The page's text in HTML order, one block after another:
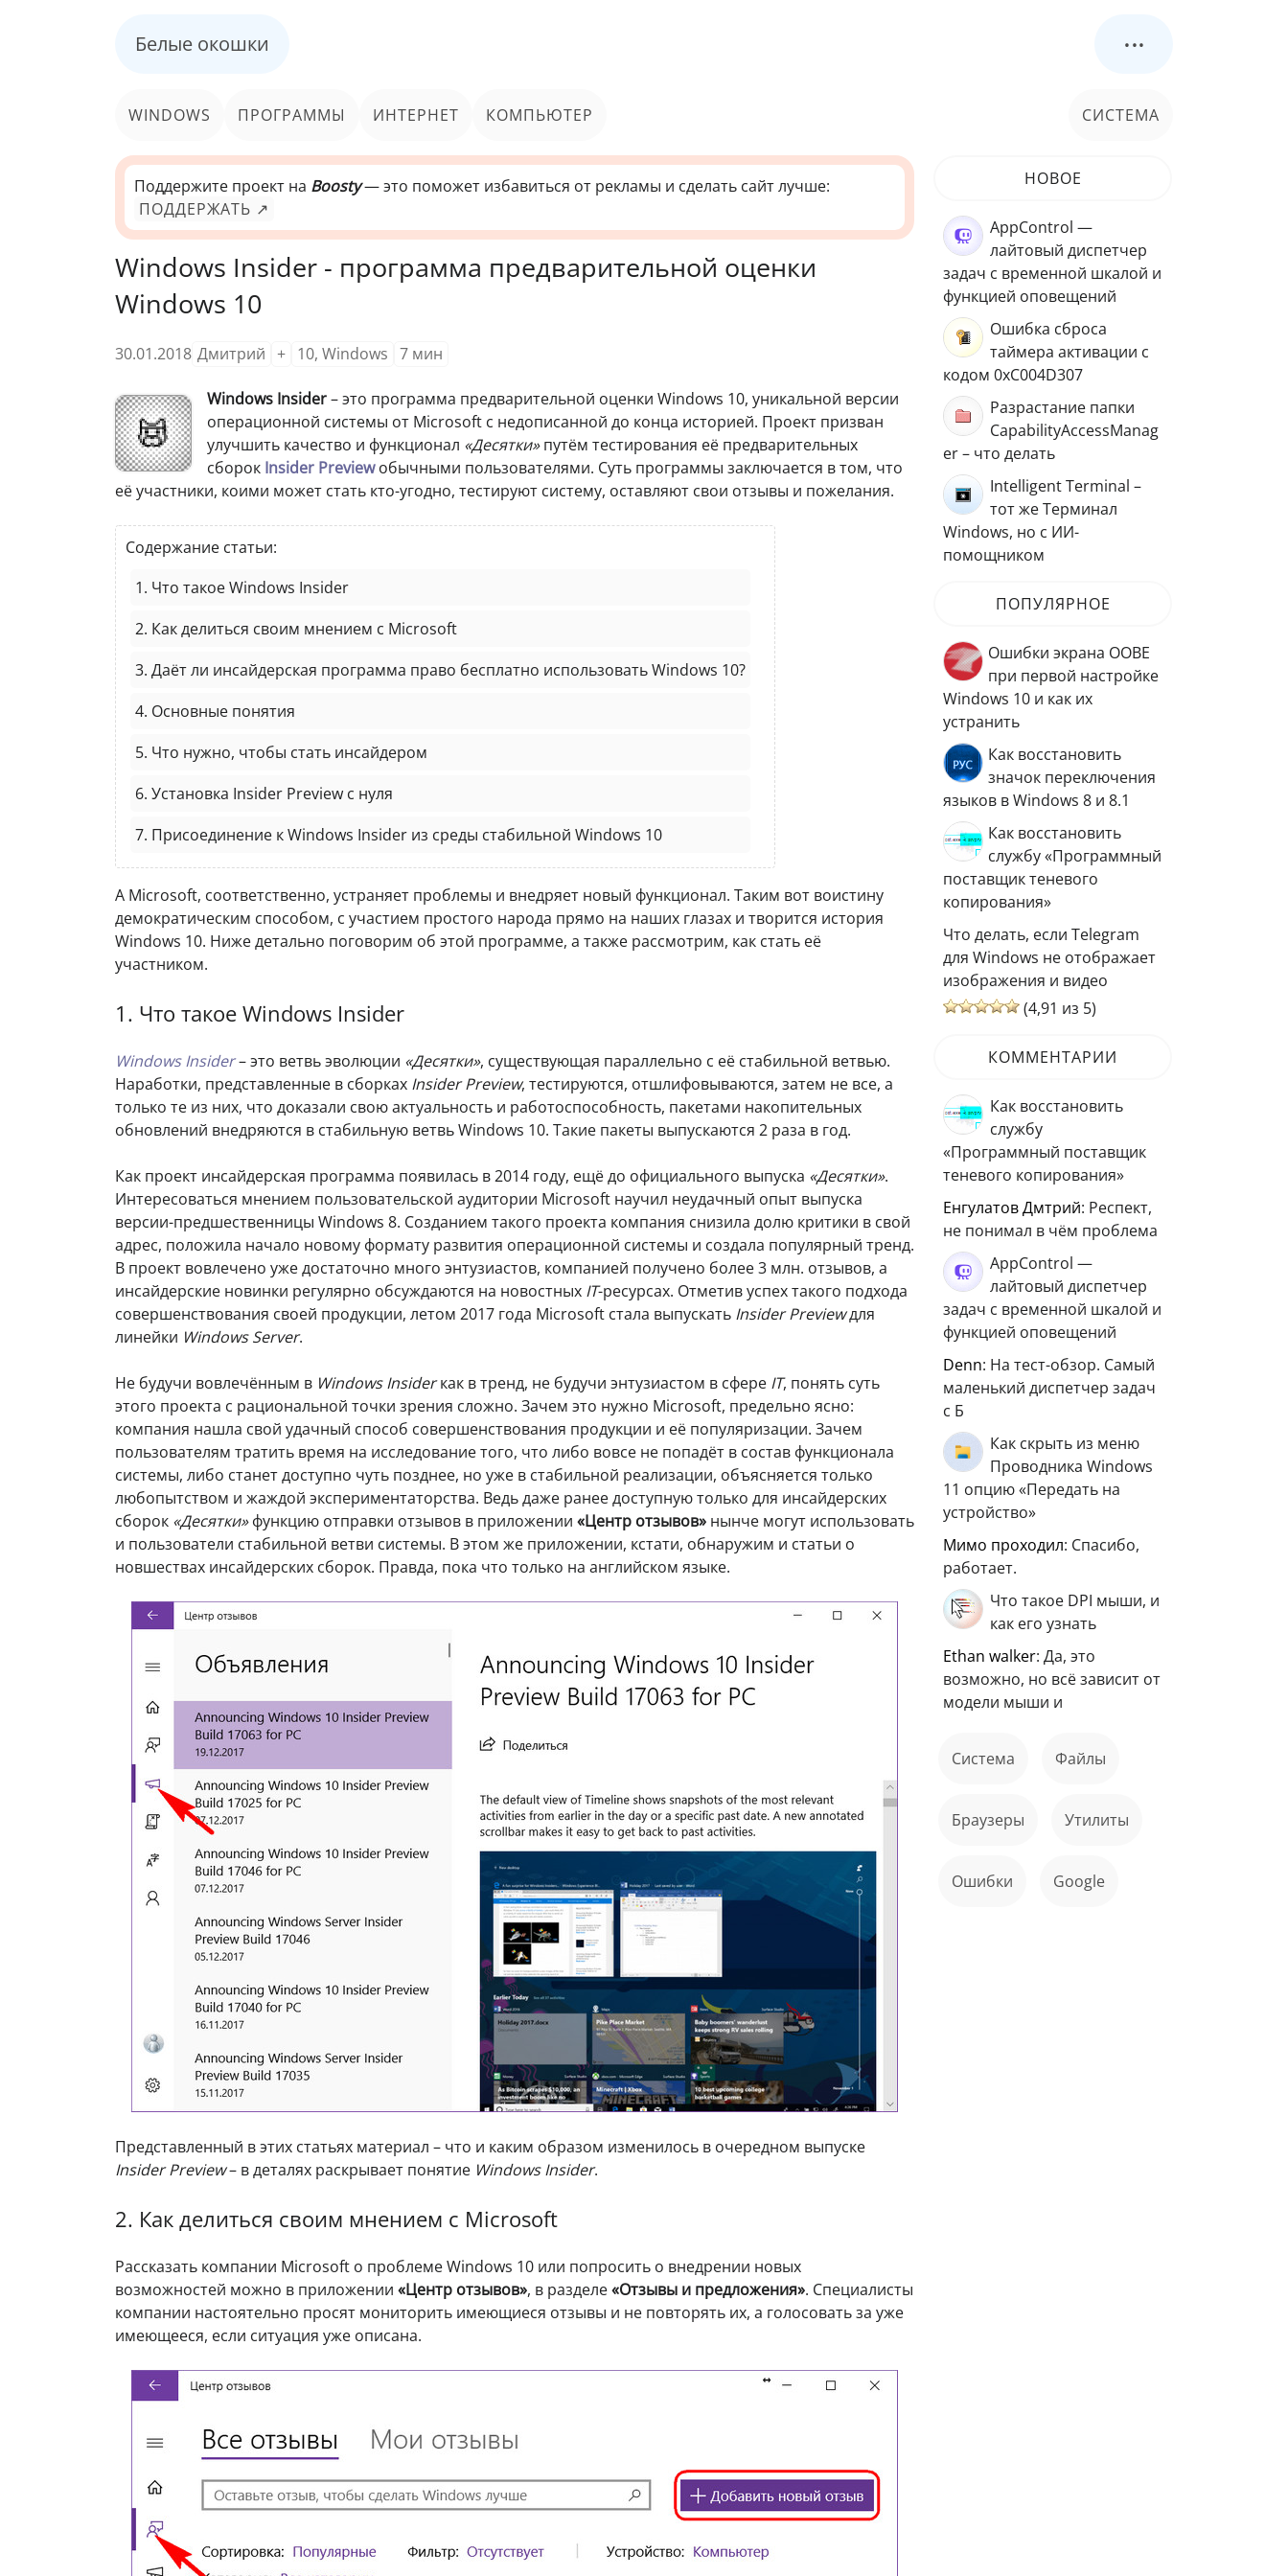
Белые окошки ...
WINDOWS ПРОГРАММЫ ИНТЕРНЕТ КОМПЬЮТЕР СИСТЕМА
Поддержите проект на Boosty— это поможет избавиться от рекламы и сделать сайт лучше:
ПОДДЕРЖАТЬ ↗
Windows Insider - программа предварительной оценки
Windows 10
30.01.2018 Дмитрий + 10, Windows 7 мин
Windows Insider– это программа предварительной оценки Windows 10, уникальной версии
операционной системы от Microsoft с недописанной до конца историей. Проект призван
улучшить качество и функционал «Десятки»путём тестирования её предварительных
сборок Insider Previewобычными пользователями. Суть программы заключается в том, что
её участники, коими может стать кто-угодно, тестируют систему, оставляют свои отзывы и пожелания.
Содержание статьи:
1. Что такое Windows Insider
2. Как делиться своим мнением с Microsoft
3. Даёт ли инсайдерская программа право бесплатно использовать Windows 10?
4. Основные понятия
5. Что нужно, чтобы стать инсайдером
6. Установка Insider Preview с нуля
7. Присоединение к Windows Insider из среды стабильной Windows 10
А Microsoft, соответственно, устраняет проблемы и внедряет новый функционал. Таким вот воистину
демократическим способом, с участием простого народа прямо на наших глазах и творится история
Windows 10. Ниже детально поговорим об этой программе, а также рассмотрим, как стать её
участником.
1. Что такое Windows Insider
Windows Insider– это ветвь эволюции «Десятки», существующая параллельно с её стабильной ветвью.
Наработки, представленные в сборках Insider Preview, тестируются, отшлифовываются, затем не все, а
только те из них, что доказали свою актуальность и работоспособность, пакетами накопительных
обновлений внедряются в стабильную ветвь Windows 10. Такие пакеты выпускаются 2 раза в год.
Как проект инсайдерская программа появилась в 2014 году, ещё до официального выпуска «Десятки».
Интересоваться мнением пользовательской аудитории Microsoft научил неудачный опыт выпуска
версии-предшественницы Windows 8. Созданием такого проекта компания снизила долю критики в свой
адрес, положила начало новому формату развития операционной системы и создала популярный тренд.
В проект вовлечено уже достаточно много энтузиастов, компанией получено более 3 млн. отзывов, а
инсайдерские новинки регулярно обсуждаются на новостных IT-ресурсах. Отметив успех такого подхода
совершенствования своей продукции, летом 2017 года Microsoft стала выпускать Insider Previewдля
линейки Windows Server.
Не будучи вовлечённым в Windows Insiderкак в тренд, не будучи энтузиастом в сфере IT, понять суть
этого проекта с рациональной точки зрения сложно. Зачем это нужно Microsoft, предельно ясно:
компания нашла свой удачный способ совершенствования продукции и её популяризации. Зачем
пользователям тратить время на исследование того, что либо вовсе не попадёт в состав функционала
системы, либо станет доступно чуть позднее, но уже в стабильной реализации, объясняется только
любопытством и жаждой экспериментаторства. Ведь даже ранее доступную только для инсайдерских
сборок «Десятки»функцию отправки отзывов в приложении «Центр отзывов» нынче могут использовать
и пользователи стабильной ветви системы. В этом же приложении, кстати, обнаружим и статьи о
новшествах инсайдерских сборок. Правда, пока что только на английском языке.
Представленный в этих статьях материал – что и каким образом изменилось в очередном выпуске
Insider Preview– в деталях раскрывает понятие Windows Insider.
2. Как делиться своим мнением с Microsoft
Рассказать компании Microsoft о проблеме Windows 10 или попросить о внедрении новых
возможностей можно в приложении «Центр отзывов», в разделе«Отзывы и предложения». Специалисты
компании настоятельно просят мониторить имеющиеся отзывы и не повторять их, а голосовать за уже
имеющееся, если ситуация уже описана.
НОВОЕ
AppControl —
лайтовый диспетчер
задач с временной шкалой и
функцией оповещений
Ошибка сброса
таймера активации с
кодом 0xC004D307
Разрастание папки
CapabilityAccessManag
er – что делать
Intelligent Terminal –
тот же Терминал
Windows, но с ИИ-
помощником
ПОПУЛЯРНОЕ
Ошибки экрана OOBE
при первой настройке
Windows 10 и как их
устранить
Как восстановить
значок переключения
языков в Windows 8 и 8.1
Как восстановить
службу «Программный
поставщик теневого
копирования»
Что делать, если Telegram
для Windows не отображает
изображения и видео
(4,91 из 5)
КОММЕНТАРИИ
Как восстановить
службу
«Программный поставщик
теневого копирования»
Енгулатов Дмтрий: Респект,
не понимал в чём проблема
AppControl —
лайтовый диспетчер
задач с временной шкалой и
функцией оповещений
Denn: На тест-обзор. Самый
маленький диспетчер задач
с Б
Как скрыть из меню
Проводника Windows
11 опцию «Передать на
устройство»
мимо проходил: Спасибо,
работает.
Что такое DPI мыши, и
как его узнать
ethan walker: Да, это
возможно, но всё зависит от
модели мыши и
Система файлы
Браузеры Утилиты
ошибки Google